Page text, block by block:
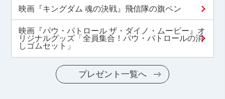
映画『キングダム 魂の決戦』飛信隊の旗ペン
映画『パウ・パトロール ザ・ダイノ・ムービー』オ
リジナルグッズ「全員集合！パウ・パトロールの消
しゴムセット」
プレゼント一覧へ